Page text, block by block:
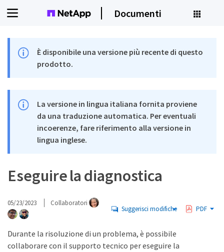
Documenti
È disponibile una versione più recente di questo
prodotto.
La versione in lingua italiana fornita proviene
da una traduzione automatica. Per eventuali
incoerenze, fare riferimento alla versione in
lingua inglese.
Eseguire la diagnostica
05/23/2023 Collaboratori
Suggerisci modifiche PDF
Durante la risoluzione di un problema, è possibile
collaborare con il supporto tecnico per eseguire la